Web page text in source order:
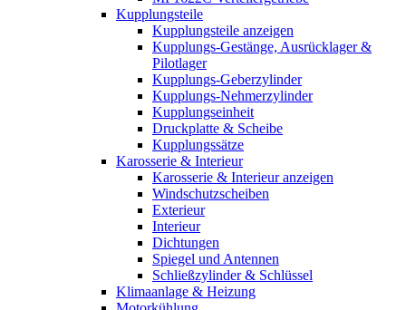
Kupplungsteile
Kupplungsteile anzeigen
Kupplungs-Gestänge, Ausrücklager &
Pilotlager
Kupplungs-Geberzylinder
Kupplungs-Nehmerzylinder
Kupplungseinheit
Druckplatte & Scheibe
Kupplungssätze
Karosserie & Interieur
Karosserie & Interieur anzeigen
Windschutzscheiben
Exterieur
Interieur
Dichtungen
Spiegel und Antennen
Schließzylinder & Schlüssel
Klimaanlage & Heizung